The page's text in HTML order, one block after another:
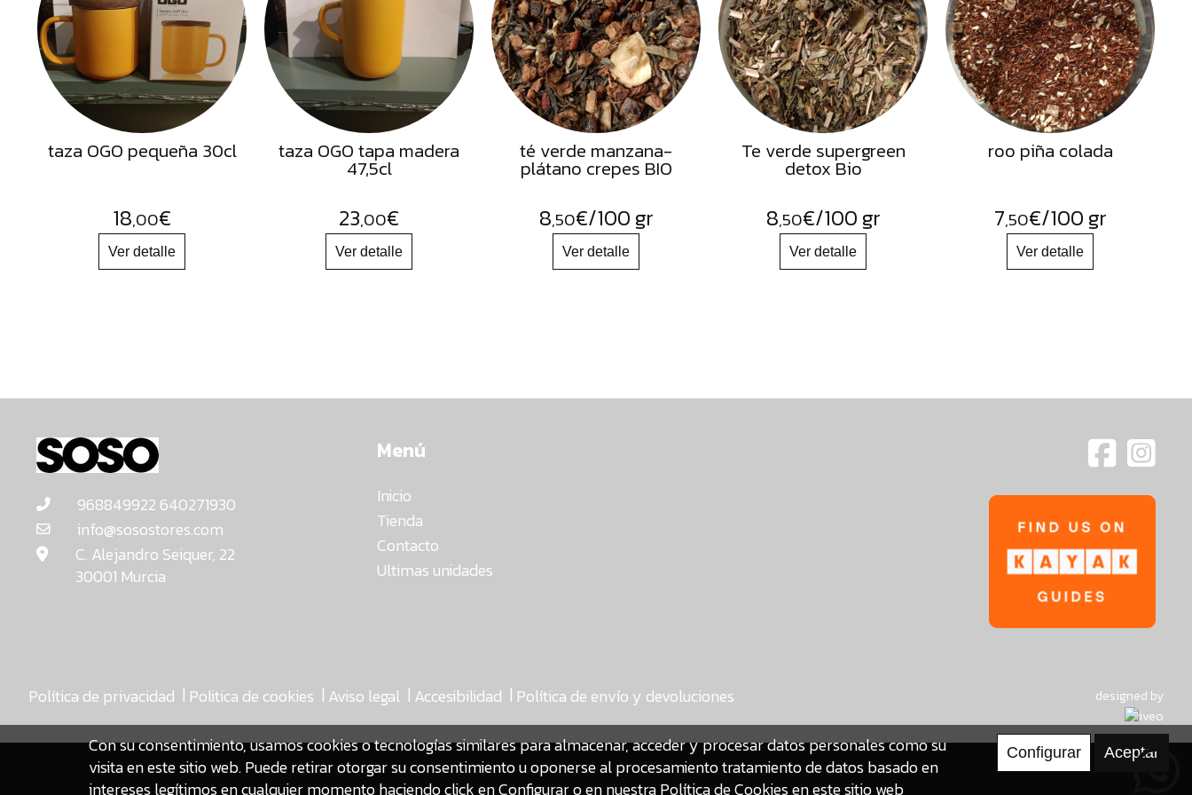
Frutos
Secos
Hierbas
Harinas
Accesorios
taza OGO pequeña 30cl
18,00€
taza OGO tapa madera
47,5cl
23,00€
té verde manzana-
plátano crepes BIO
8,50€/100 gr
Te verde supergreen
detox Bio
8,50€/100 gr
roo piña colada
7,50€/100 gr
968849922 640271930
info@sosostores.com
C. Alejandro Seiquer, 22
30001 Murcia
Menú
Inicio
Tienda
Contacto
Ultimas unidades
Política de privacidad | Politica de cookies | Aviso legal | Accesibilidad | Política de envío y devoluciones designed by
Con su consentimiento, usamos cookies o tecnologías similares para almacenar, acceder y procesar datos personales como su
visita en este sitio web. Puede retirar otorgar su consentimiento u oponerse al procesamiento tratamiento de datos basado en
intereses legítimos en cualquier momento haciendo click en Configurar o en nuestraPolítica de Cookies en este sitio web